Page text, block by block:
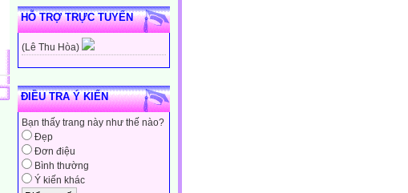
HỖ TRỢ TRỰC TUYẾN
(Lê Thu Hòa)
ĐIỀU TRA Ý KIẾN
Bạn thấy trang này như thế nào?
Đẹp
Đơn điệu
Bình thường
Ý kiến khác